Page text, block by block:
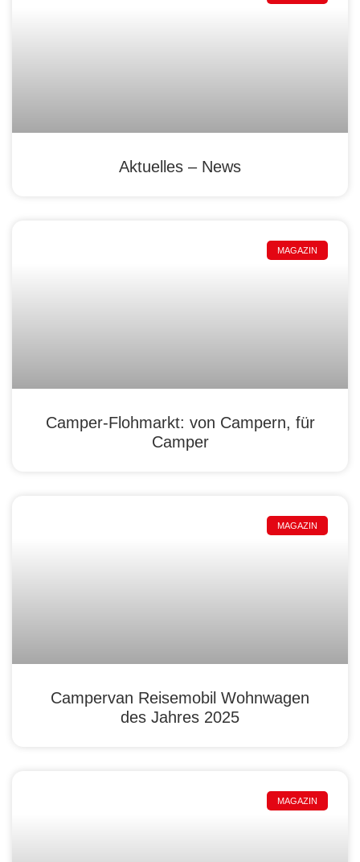
Aktuelles – News
MAGAZIN
Camper-Flohmarkt: von Campern, für
Camper
MAGAZIN
Campervan Reisemobil Wohnwagen
des Jahres 2025
MAGAZIN